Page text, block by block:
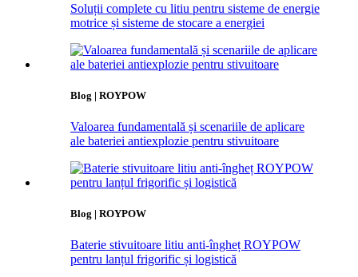
Soluții complete cu litiu pentru sisteme de energie
motrice și sisteme de stocare a energiei
Blog | ROYPOW
Valoarea fundamentală și scenariile de aplicare
ale bateriei antiexplozie pentru stivuitoare
Blog | ROYPOW
Baterie stivuitoare litiu anti-îngheț ROYPOW
pentru lanțul frigorific și logistică